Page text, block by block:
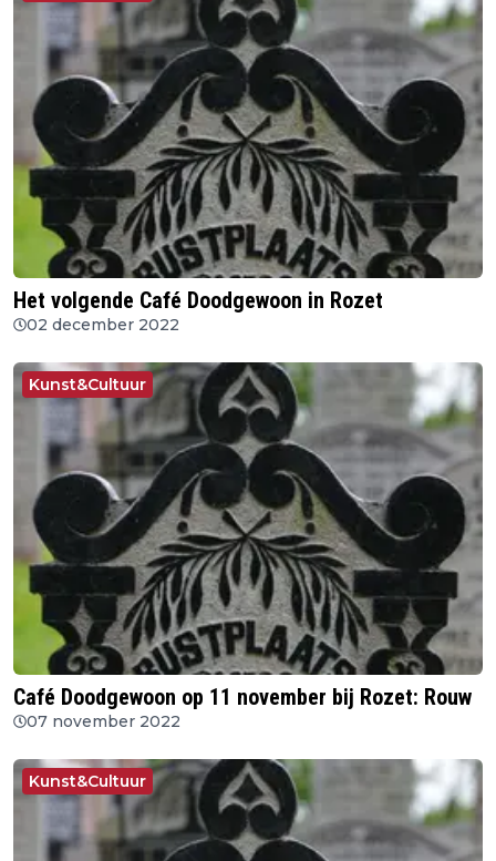
Het volgende Café Doodgewoon in Rozet
02 december 2022
Kunst&Cultuur
Café Doodgewoon op 11 november bij Rozet: Rouw
07 november 2022
Kunst&Cultuur